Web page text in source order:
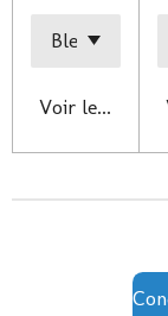
Voir les détails